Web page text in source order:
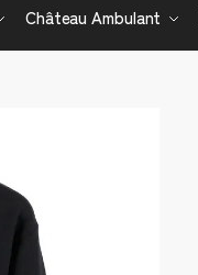
Château Ambulant